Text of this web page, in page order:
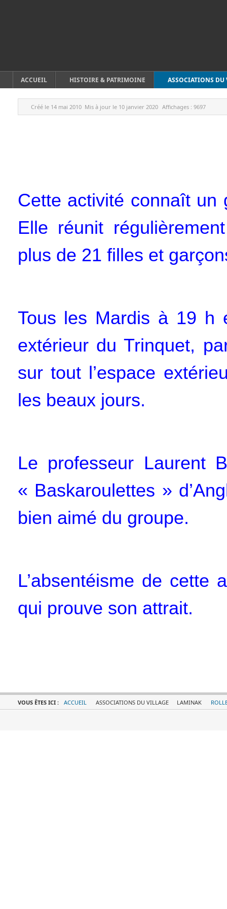
ACCUEIL HISTOIRE & PATRIMOINE ASSOCIATIONS DU
Créé le 14 mai 2010 Mis à jour le 10 janvier 2020 Affichages : 9697
Cette activité connaît un
Elle réunit
plus de 21 filles et
Tous les Mardis à 19 h
extérieur du Trinquet,
sur tout l’espace
les beaux jours.
Le professeur Laurent
« Baskaroulettes »
bien aimé du groupe.
L’absentéisme de cette
qui prouve son attrait.
VOUS ÊTES ICI : ACCUEIL ASSOCIATIONS DU VILLAGE LAMINAK